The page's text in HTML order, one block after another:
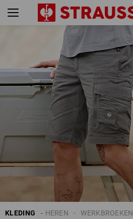
KLEDING WERKBROEKEN
HEREN